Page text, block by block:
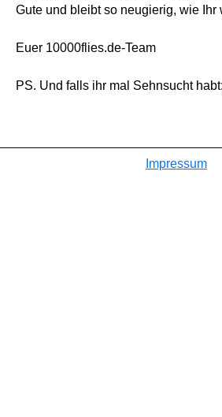
Gute und bleibt so neugierig, wie Ihr
Euer 10000flies.de-Team
PS. Und falls ihr mal Sehnsucht habt:
Impressum